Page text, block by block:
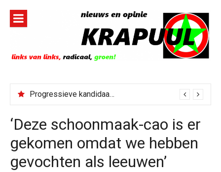
inhoud
Progressieve kandidaat El-Sayed senaatskandidaat Michigan
‘Deze schoonmaak-cao is er
gekomen omdat we hebben
gevochten als leeuwen’